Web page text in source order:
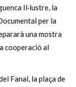
Il·lustre, la
per la
una mostra
cooperació al
Fanal, la plaça de